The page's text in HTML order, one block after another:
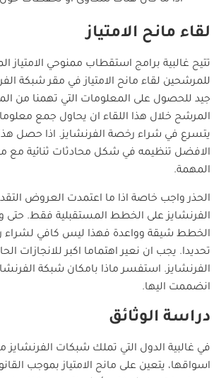
لقاء مانح الامتياز
تتيح غالبية برامج استقطاب ممنوحي الامتياز
للمرشحين لقاء مانح الامتياز في مقر شبكة
جيد للحصول على المعلومات التي تهمنا من
المرشح خلال هذا اللقاء ان يحاول جمع
يتسرع في شراء رخصة الفرنشايز. اذا حصل
الافضل تنظيمه في شكل محادثات ثنائية مع
المهمة.
الحذر واجب خاصة اذا ما اعتمدت العروض
الفرنشايز على الخطط المستقبلية فقط. حتى
الخطط شيقة وواعدة فهذا ليس كافي لشراء
تحديدا. يجب ان نعير اهتماما اكبر للانجازات
الفرنشايز. استفسر ماذا بامكان شبكة
انضممت اليها.
دراسة الوثائق
في غالبية الدول التي تملك شبكات الفرنشايز
اسواقها، يتعين على مانح الامتياز بموجب